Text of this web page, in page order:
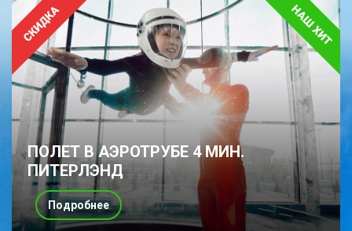
ПОЛЕТ В АЭРОТРУБЕ 4 МИН.
ПИТЕРЛЭНД
Подробнее